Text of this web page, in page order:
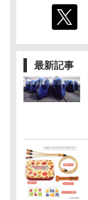
最新記事